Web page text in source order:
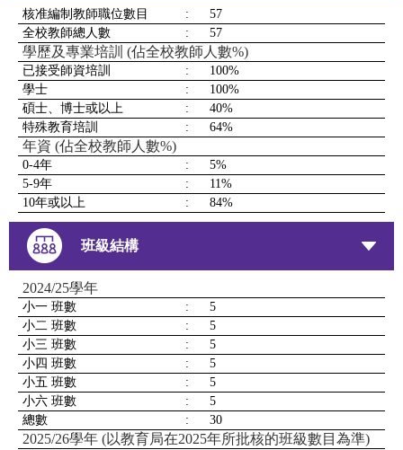
核准編制教師職位數目 :
57
全校教師總人數
: 57
學歷及專業培訓 (佔全校教師人數%)
已接受師資培訓 :
100%
學士
:
100%
碩士、博士或以上
:
40%
特殊教育培訓
: 64%
年資 (佔全校教師人數%)
0-4年 :
5%
5-9年
:
11%
10年或以上
: 84%
班級結構
2024/25學年
小一 班數 :
5
小二 班數
:
5
小三 班數
:
5
小四 班數
:
5
小五 班數
:
5
小六 班數
:
5
總數
: 30
2025/26學年 (以教育局在2025年所批核的班級數目為準)